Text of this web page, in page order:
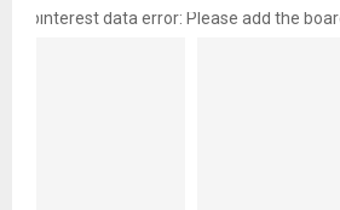
pinterest data error: Please add the